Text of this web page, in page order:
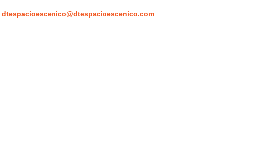
dtespacioescenico@dtespacioescenico.com